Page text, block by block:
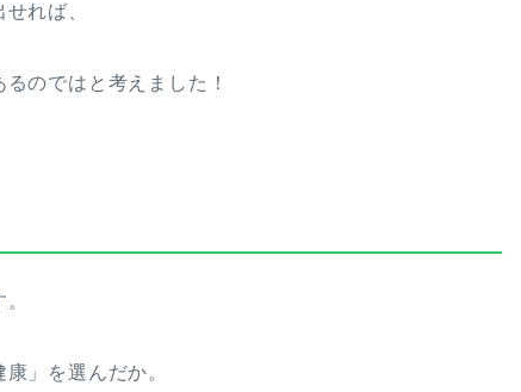
れば、
のではと考えました！
」を選んだか。